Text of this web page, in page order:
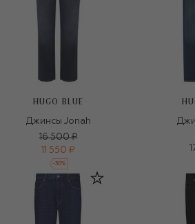
HUGO BLUE
Джинсы Jonah
16 500 ₽
11 550 ₽
-30%